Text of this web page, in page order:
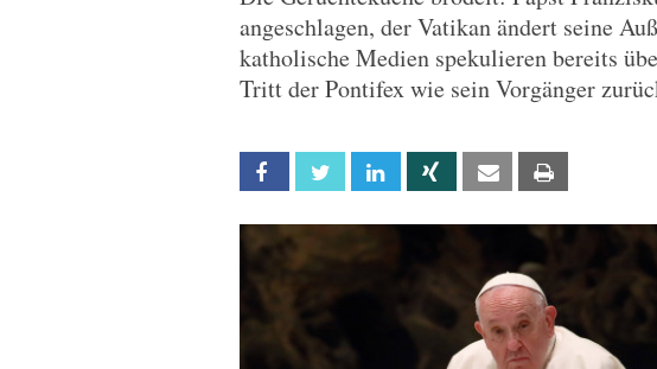
angeschlagen, der Vatikan ändert seine
katholische Medien spekulieren bereits
Tritt der Pontifex wie sein Vorgänger
Facebook Twitter Linkedin Xing Email